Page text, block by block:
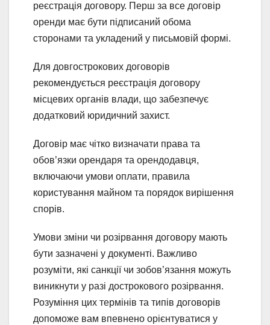
реєстрація договору. Перш за все договір
оренди має бути підписаний обома
сторонами та укладений у письмовій формі.
Для довгострокових договорів
рекомендується реєстрація договору
місцевих органів влади, що забезпечує
додатковий юридичний захист.
Договір має чітко визначати права та
обов’язки орендаря та орендодавця,
включаючи умови оплати, правила
користування майном та порядок вирішення
спорів.
Умови зміни чи розірвання договору мають
бути зазначені у документі. Важливо
розуміти, які санкції чи зобов’язання можуть
виникнути у разі дострокового розірвання.
Розуміння цих термінів та типів договорів
допоможе вам впевнено орієнтуватися у